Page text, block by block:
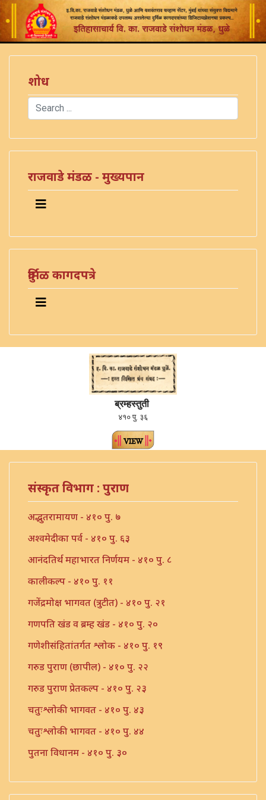
शोध
Search
राजवाडे मंडळ - मुख्यपान
दुर्मिळ कागदपत्रे
ब्रम्हस्तुती
४१० पु. ३६
संस्कृत विभाग : पुराण
अद्भुतरामायण - ४१० पु. ७
अश्वमेदीका पर्व - ४१० पु. ६३
आनंदतिर्थ महाभारत निर्णयम - ४१० पु. ८
कालीकल्प - ४१० पु. ११
गजेंद्रमोक्ष भागवत (त्रुटीत) - ४१० पु. २१
गणपति खंड व ब्रम्ह खंड - ४१० पु. २०
गणेशीसंहितांतर्गत श्लोक - ४१० पु. १९
गरुड पुराण (छापील) - ४१० पु. २२
गरुड पुराण प्रेतकल्प - ४१० पु. २३
चतुःश्लोकी भागवत - ४१० पु. ४३
चतुःश्लोकी भागवत - ४१० पु. ४४
पुतना विधानम - ४१० पु. ३०
ब्रम्होत्तर खंड - ४१० पु. ३७